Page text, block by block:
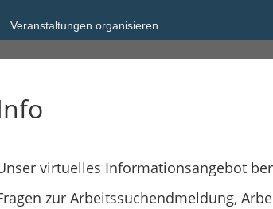
Veranstaltungen organisieren
Dienstag, 17. Mrz. 2026 von 14:00 bis 15:00
virtuelles Informationsangebot
zur Arbeitssuchendmeldung,